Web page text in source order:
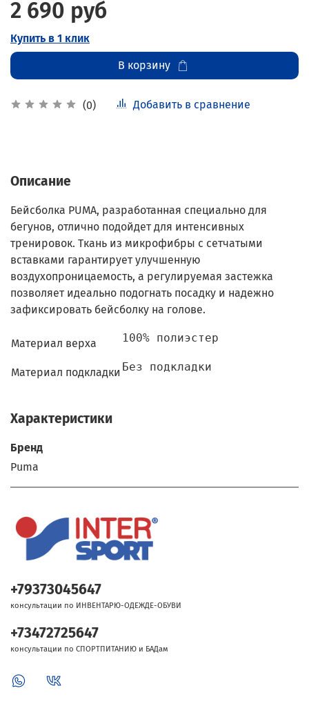
(0) Добавить в сравнение
2 690 руб
Купить в 1 клик
В корзину
Описание
Бейсболка PUMA, разработанная специально для
бегунов, отлично подойдет для интенсивных
тренировок. Ткань из микрофибры с сетчатыми
вставками гарантирует улучшенную
воздухопроницаемость, а регулируемая застежка
позволяет идеально подогнать посадку и надежно
зафиксировать бейсболку на голове.
Материал верха 100% полиэстер
Материал подкладки Без подкладки
Характеристики
Бренд
Puma
+79373045647
консультации по ИНВЕНТАРЮ-ОДЕЖДЕ-ОБУВИ
+73472725647
консультации по СПОРТПИТАНИЮ и БАДам